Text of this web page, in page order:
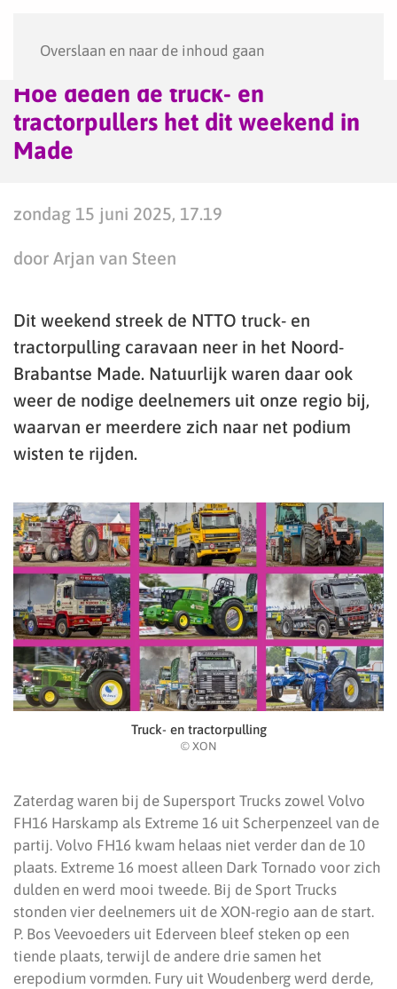
Overslaan en naar de inhoud gaan
Hoe deden de truck- en
tractorpullers het dit weekend in
Made
zondag 15 juni 2025, 17.19
door Arjan van Steen
Dit weekend streek de NTTO truck- en
tractorpulling caravaan neer in het Noord-
Brabantse Made. Natuurlijk waren daar ook
weer de nodige deelnemers uit onze regio bij,
waarvan er meerdere zich naar net podium
wisten te rijden.
Truck- en tractorpulling
© XON
Zaterdag waren bij de Supersport Trucks zowel Volvo
FH16 Harskamp als Extreme 16 uit Scherpenzeel van de
partij. Volvo FH16 kwam helaas niet verder dan de 10
plaats. Extreme 16 moest alleen Dark Tornado voor zich
dulden en werd mooi tweede. Bij de Sport Trucks
stonden vier deelnemers uit de XON-regio aan de start.
P. Bos Veevoeders uit Ederveen bleef steken op een
tiende plaats, terwijl de andere drie samen het
erepodium vormden. Fury uit Woudenberg werd derde,